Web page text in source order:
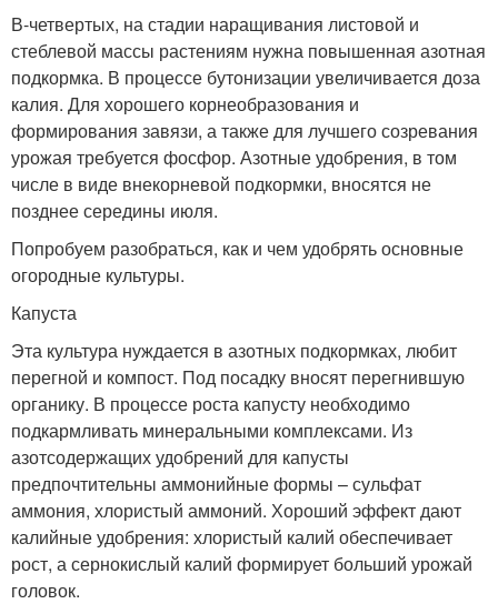
В-четвертых, на стадии наращивания листовой и
стеблевой массы растениям нужна повышенная азотная
подкормка. В процессе бутонизации увеличивается доза
калия. Для хорошего корнеобразования и
формирования завязи, а также для лучшего созревания
урожая требуется фосфор. Азотные удобрения, в том
числе в виде внекорневой подкормки, вносятся не
позднее середины июля.
Попробуем разобраться, как и чем удобрять основные
огородные культуры.
Капуста
Эта культура нуждается в азотных подкормках, любит
перегной и компост. Под посадку вносят перегнившую
органику. В процессе роста капусту необходимо
подкармливать минеральными комплексами. Из
азотсодержащих удобрений для капусты
предпочтительны аммонийные формы – сульфат
аммония, хлористый аммоний. Хороший эффект дают
калийные удобрения: хлористый калий обеспечивает
рост, а сернокислый калий формирует больший урожай
головок.